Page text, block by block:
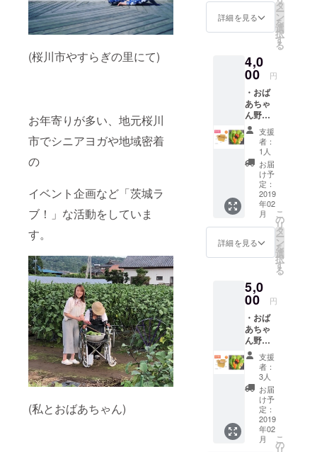
(桜川市やすらぎの里にて)
お年寄りが多い、地元桜川
市でシニアヨガや地域密着
の
イベント企画など「茨城ラ
ブ！」な活動をしていま
す。
(私とおばあちゃん)
さんの人
いて、“狩
猟”につい
て“いのち”に
ついて興味
を持って
持ってもら
いたいとい
う想いから
2019年１月
より
YouTubeに
て“Nozomi's
狩チャンネ
狩猟免許、
ネイル検
定、簿記検
定、英語検
定、漢字検
定、TOEIC
等様々な資
格にチャレ
詳細を見る
タ
ー
ン
を
選
択
す
る
4,0
00 円
・おば
あちゃ
ん野菜
セッ
ト １
箱(6０
サイズ
予定) 昔
ながら
の農法
で育て
た旬の
朝どり
野菜を
お送り
一箱一
箱違う
オリジ
ナル野
菜セッ
トで、
季節の
野菜が
入って
おりま
す。 ※
後程、
出荷時
期の確
認を行
支援
者：
1人
お届
け予
定：
2019
年02
月
詳細を見る
こ
の
リ
タ
ー
ン
を
選
択
す
る
5,0
00 円
・おば
あちゃ
ん野菜
セッ
ト １
箱(８０
サイズ
予定) 昔
ながら
の農法
で育て
た旬の
支援
者：
3人
お届
け予
定：
2019
年02
月
こ
の